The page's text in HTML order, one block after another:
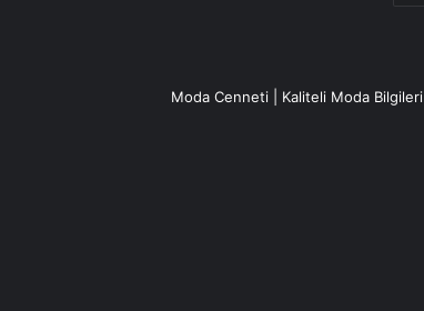
Moda Cenneti | Kaliteli Moda Bilgileri